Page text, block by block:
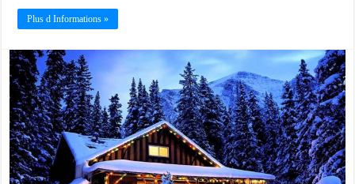
Plus d Informations »